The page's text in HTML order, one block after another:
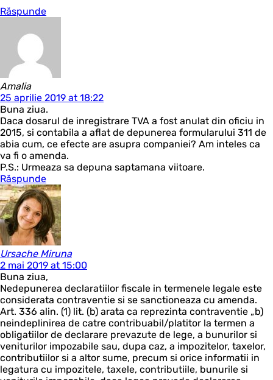
Răspunde
Amalia
25 aprilie 2019 at 18:22
Buna ziua.
Daca dosarul de inregistrare TVA a fost anulat din oficiu in
2015, si contabila a aflat de depunerea formularului 311 de
abia cum, ce efecte are asupra companiei? Am inteles ca
va fi o amenda.
P.S.: Urmeaza sa depuna saptamana viitoare.
Răspunde
Ursache Miruna
2 mai 2019 at 15:00
Buna ziua,
Nedepunerea declaratiilor fiscale in termenele legale este
considerata contraventie si se sanctioneaza cu amenda.
Art. 336 alin. (1) lit. (b) arata ca reprezinta contraventie „b)
neindeplinirea de catre contribuabil/platitor la termen a
obligatiilor de declarare prevazute de lege, a bunurilor si
veniturilor impozabile sau, dupa caz, a impozitelor, taxelor,
contributiilor si a altor sume, precum si orice informatii in
legatura cu impozitele, taxele, contributiile, bunurile si